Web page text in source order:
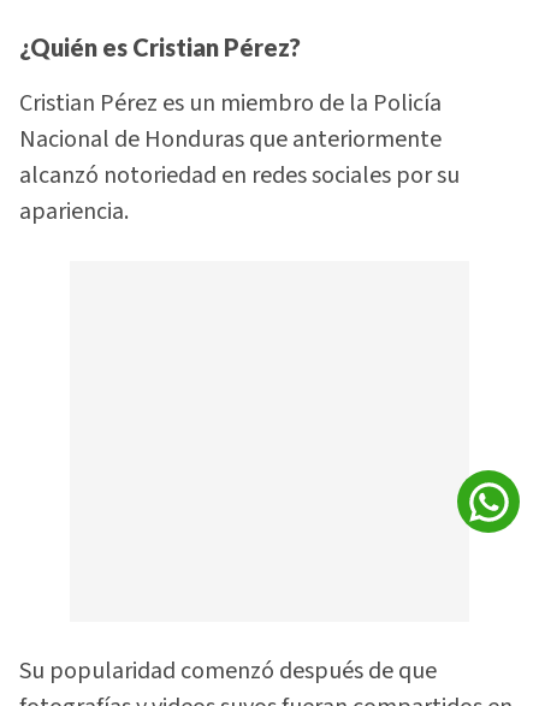
¿Quién es Cristian Pérez?
Cristian Pérez es un miembro de la Policía
Nacional de Honduras que anteriormente
alcanzó notoriedad en redes sociales por su
apariencia.
Su popularidad comenzó después de que